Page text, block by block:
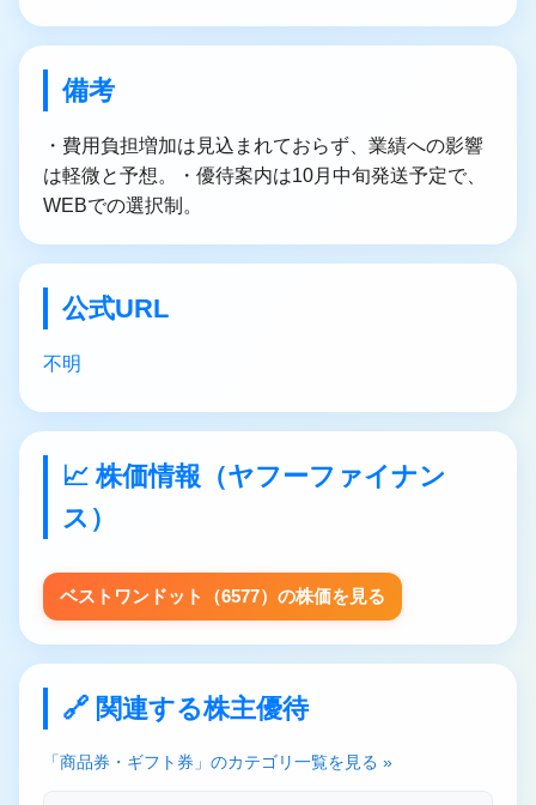
備考
・費用負担増加は見込まれておらず、業績への影響
は軽微と予想。・優待案内は10月中旬発送予定で、
WEBでの選択制。
公式URL
不明
📈 株価情報（ヤフーファイナン
ス）
ベストワンドット（6577）の株価を見る
🔗 関連する株主優待
「商品券・ギフト券」のカテゴリ一覧を見る »